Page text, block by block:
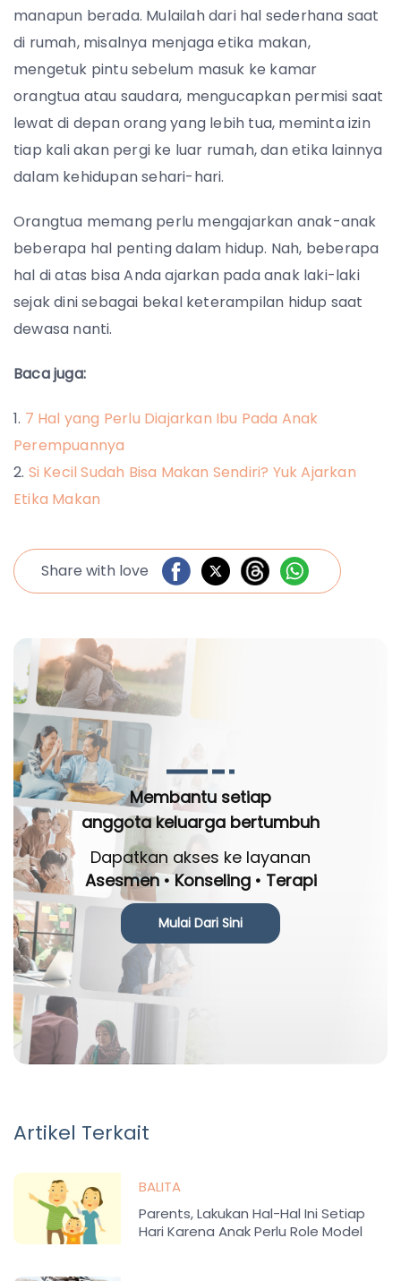
manapun berada. Mulailah dari hal sederhana saat
di rumah, misalnya menjaga etika makan,
mengetuk pintu sebelum masuk ke kamar
orangtua atau saudara, mengucapkan permisi saat
lewat di depan orang yang lebih tua, meminta izin
tiap kali akan pergi ke luar rumah, dan etika lainnya
dalam kehidupan sehari-hari.
Orangtua memang perlu mengajarkan anak-anak
beberapa hal penting dalam hidup. Nah, beberapa
hal di atas bisa Anda ajarkan pada anak laki-laki
sejak dini sebagai bekal keterampilan hidup saat
dewasa nanti.
Baca juga:
7 Hal yang Perlu Diajarkan Ibu Pada Anak
Perempuannya
Si Kecil Sudah Bisa Makan Sendiri? Yuk Ajarkan
Etika Makan
Share with love
Membantu setiap
anggota keluarga bertumbuh
Dapatkan akses ke layanan
Asesmen • Konseling • Terapi
Mulai Dari Sini
Artikel Terkait
BALITA
Parents, Lakukan Hal-Hal Ini Setiap
Hari Karena Anak Perlu Role Model